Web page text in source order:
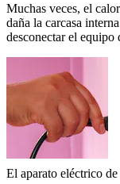
Muchas veces, el
daña la carcasa
desconectar el
El aparato eléctrico